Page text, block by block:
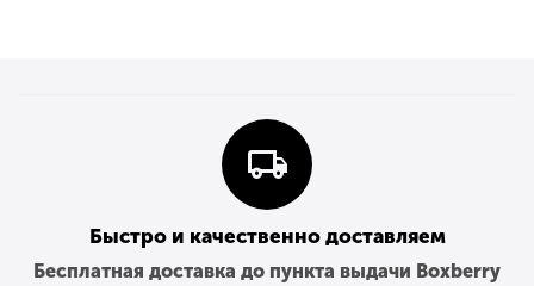
Быстро и качественно доставляем
Бесплатная доставка до пункта выдачи Boxberry